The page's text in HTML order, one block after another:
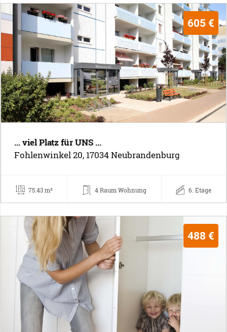
605 €
... viel Platz für UNS ...
Fohlenwinkel 20, 17034 Neubrandenburg
75.43 m² 4 Raum Wohnung 6. Etage
488 €